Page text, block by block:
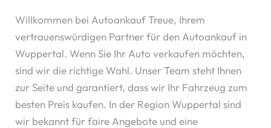
Willkommen bei Autoankauf Treue, Ihrem
vertrauenswürdigen Partner für den Autoankauf in
Wuppertal. Wenn Sie Ihr Auto verkaufen möchten,
sind wir die richtige Wahl. Unser Team steht Ihnen
zur Seite und garantiert, dass wir Ihr Fahrzeug zum
besten Preis kaufen. In der Region Wuppertal sind
wir bekannt für faire Angebote und eine